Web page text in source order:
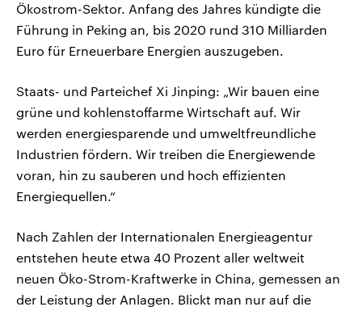
Ökostrom-Sektor. Anfang des Jahres kündigte die
Führung in Peking an, bis 2020 rund 310 Milliarden
Euro für Erneuerbare Energien auszugeben.
Staats- und Parteichef Xi Jinping: „Wir bauen eine
grüne und kohlenstoffarme Wirtschaft auf. Wir
werden energiesparende und umweltfreundliche
Industrien fördern. Wir treiben die Energiewende
voran, hin zu sauberen und hoch effizienten
Energiequellen.“
Nach Zahlen der Internationalen Energieagentur
entstehen heute etwa 40 Prozent aller weltweit
neuen Öko-Strom-Kraftwerke in China, gemessen an
der Leistung der Anlagen. Blickt man nur auf die